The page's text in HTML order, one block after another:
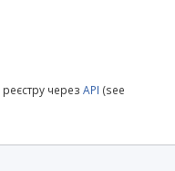
через API (see